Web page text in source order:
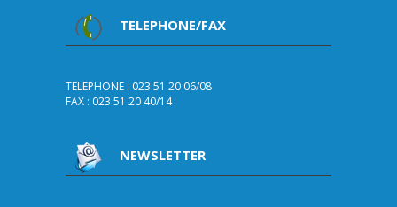
TELEPHONE/FAX
TELEPHONE : 023 51 20 06/08
FAX : 023 51 20 40/14
NEWSLETTER